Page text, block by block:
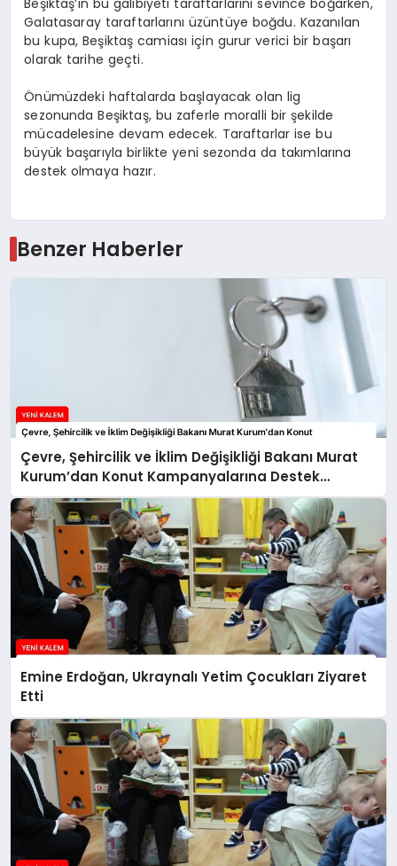
Beşiktaş’ın bu galibiyeti taraftarlarını sevince boğarken,
Galatasaray taraftarlarını üzüntüye boğdu. Kazanılan
bu kupa, Beşiktaş camiası için gurur verici bir başarı
olarak tarihe geçti.
Önümüzdeki haftalarda başlayacak olan lig
sezonunda Beşiktaş, bu zaferle moralli bir şekilde
mücadelesine devam edecek. Taraftarlar ise bu
büyük başarıyla birlikte yeni sezonda da takımlarına
destek olmaya hazır.
Benzer Haberler
Çevre, Şehircilik ve İklim Değişikliği Bakanı Murat
Kurum’dan Konut Kampanyalarına Destek
Açıklaması
Emine Erdoğan, Ukraynalı Yetim Çocukları Ziyaret
Etti